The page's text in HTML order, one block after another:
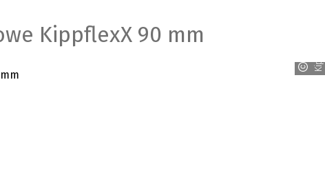
KippflexX 90 mm
Kipp